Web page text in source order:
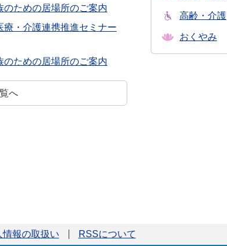
ための居場所のご案内
・介護連携推進セミナー
ための居場所のご案内
へ
高齢・介護
おくやみ
情報の取扱い RSSについて